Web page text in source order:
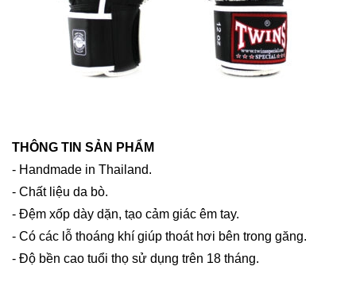
THÔNG TIN SẢN PHẨM
- Handmade in Thailand.
- Chất liệu da bò.
- Đệm xốp dày dặn, tạo cảm giác êm tay.
- Có các lỗ thoáng khí giúp thoát hơi bên trong găng.
- Độ bền cao tuổi thọ sử dụng trên 18 tháng.